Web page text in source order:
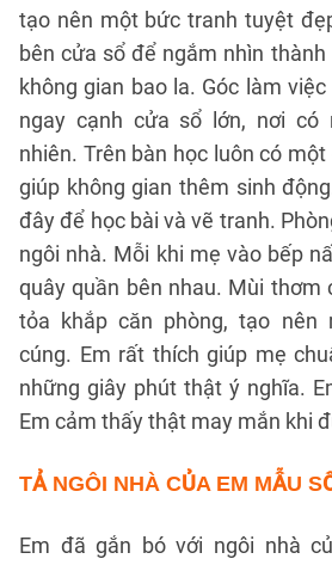
tạo nên một bức tranh tuyệt
bên cửa sổ để ngắm nhìn
không gian bao la. Góc làm
ngay cạnh cửa sổ lớn, nơi có
nhiên. Trên bàn học luôn có
giúp không gian thêm sinh
đây để học bài và vẽ tranh.
ngôi nhà. Mỗi khi mẹ vào bếp
quây quần bên nhau. Mùi thơm
tỏa khắp căn phòng, tạo nên
cúng. Em rất thích giúp mẹ
những giây phút thật ý nghĩa.
Em cảm thấy thật may mắn khi
TẢ NGÔI NHÀ CỦA EM MẪU
Em đã gắn bó với ngôi nhà